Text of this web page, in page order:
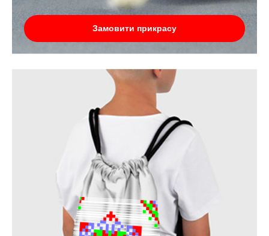
Замовити прикрасу